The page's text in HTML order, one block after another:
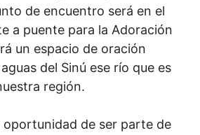
de encuentro será en el
a puente para la Adoración
un espacio de oración
del Sinú ese río que es
región.
oportunidad de ser parte de